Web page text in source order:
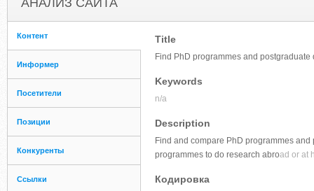
АНАЛИЗ САЙТА
Контент
Информер
Посетители
Позиции
Конкуренты
Ссылки
Title
Find PhD programmes and
Keywords
n/a
Description
Find and compare PhD programmes
programmes to do research abroad or at
Кодировка